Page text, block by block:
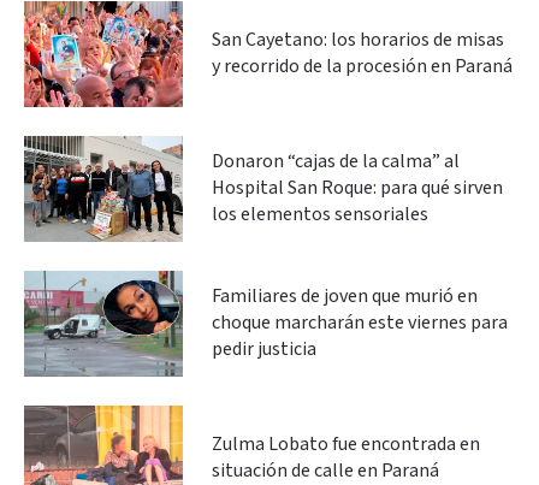
San Cayetano: los horarios de misas
y recorrido de la procesión en Paraná
Donaron “cajas de la calma” al
Hospital San Roque: para qué sirven
los elementos sensoriales
Familiares de joven que murió en
choque marcharán este viernes para
pedir justicia
Zulma Lobato fue encontrada en
situación de calle en Paraná